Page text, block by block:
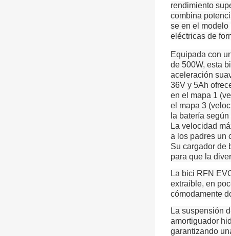
rendimiento
combina
se en el modelo
eléctricas de
Equipada con
de 500W, esta
aceleración
36V y 5Ah
en el mapa 1
el mapa 3
la batería
La velocidad
a los padres un
Su cargador de
para que la
La bici RFN
extraíble, en
cómodamente
La suspensión
amortiguador
garantizando